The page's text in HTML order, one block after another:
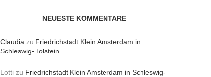
NEUESTE KOMMENTARE
Claudia zu Friedrichstadt Klein Amsterdam in
Schleswig-Holstein
Lotti zu Friedrichstadt Klein Amsterdam in Schleswig-